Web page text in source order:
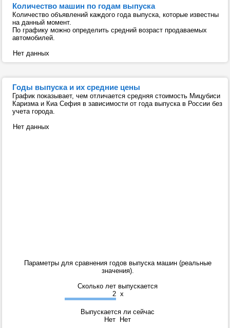
Количество машин по годам выпуска
Количество объявлений каждого года выпуска, которые известны
на данный момент.
По графику можно определить средний возраст продаваемых
автомобилей.
Нет данных
Годы выпуска и их средние цены
График показывает, чем отличается средняя стоимость Мицубиси
Каризма и Киа Сефия в зависимости от года выпуска в России без
учета города.
Нет данных
Параметры для сравнения годов выпуска машин (реальные
значения).
Сколько лет выпускается
2 x
Выпускается ли сейчас
Нет Нет